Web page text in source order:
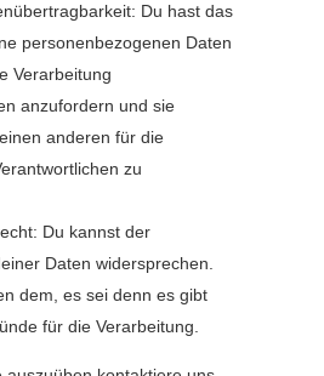
Du hast das
personenbezogenen Daten
Verarbeitung
anzufordern und sie
anderen für die
zu
Du kannst der
Daten widersprechen.
dem, es sei denn es gibt
für die Verarbeitung.